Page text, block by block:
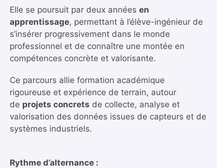
Elle se poursuit par deux années en
apprentissage, permettant à l’élève-ingénieur de
s’insérer progressivement dans le monde
professionnel et de connaître une montée en
compétences concrète et valorisante.
Ce parcours allie formation académique
rigoureuse et expérience de terrain, autour
de projets concrets de collecte, analyse et
valorisation des données issues de capteurs et de
systèmes industriels.
Rythme d’alternance :